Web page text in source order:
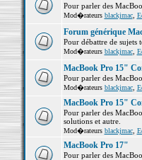
Pour parler des
Mod�rateurs blackjmac,
Forum générique
Pour débattre de sujets
Mod�rateurs blackjmac,
MacBook Pro 15"
Pour parler des
Mod�rateurs blackjmac,
MacBook Pro 15"
Pour parler des
solutions et autre.
Mod�rateurs blackjmac,
MacBook Pro 17"
Pour parler des